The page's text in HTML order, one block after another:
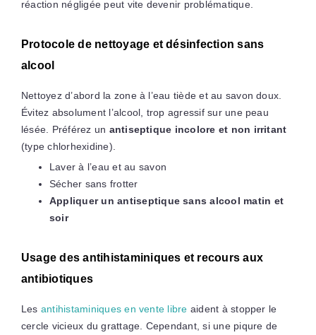
réaction négligée peut vite devenir problématique.
Protocole de nettoyage et désinfection sans
alcool
Nettoyez d’abord la zone à l’eau tiède et au savon doux.
Évitez absolument l’alcool, trop agressif sur une peau
lésée. Préférez un antiseptique incolore et non irritant
(type chlorhexidine).
Laver à l’eau et au savon
Sécher sans frotter
Appliquer un antiseptique sans alcool matin et
soir
Usage des antihistaminiques et recours aux
antibiotiques
Les antihistaminiques en vente libre aident à stopper le
cercle vicieux du grattage. Cependant, si une piqure de